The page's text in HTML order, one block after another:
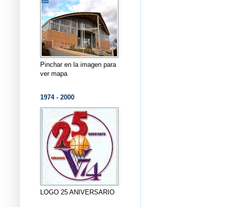
Pinchar en la imagen para
ver mapa
1974 - 2000
LOGO 25 ANIVERSARIO